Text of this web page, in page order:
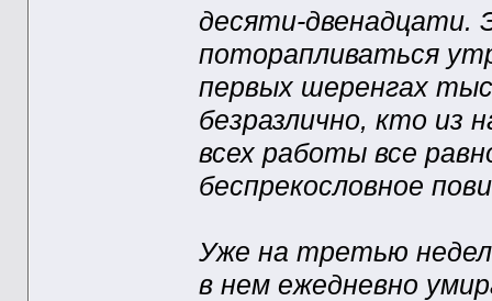
десяти-двенадцати.
поторапливаться
первых шеренгах
безразлично, кто из
всех работы все
беспрекословное
Уже на третью
в нем ежедневно